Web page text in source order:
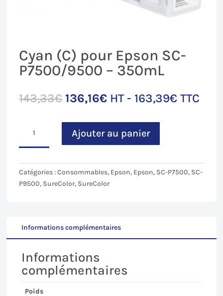
Cyan (C) pour Epson SC-
P7500/9500 – 350mL
143,33€ Le
initial
était :
143,33€.
136,16€Le
actuel
est :
136,16€.
HT - 163,39€ TTC
Cyan
pour
Epson
350mL
Ajouter au panier
Catégories : Consommables, Epson, Epson, SC-P7500, SC-
P9500, SureColor, SureColor
Informations complémentaires
Informations
complémentaires
Poids